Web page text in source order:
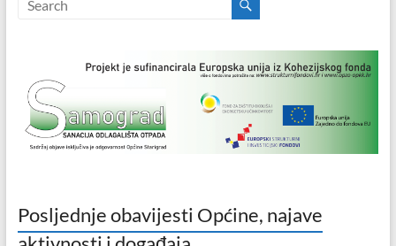
Posljednje obavijesti Općine, najave